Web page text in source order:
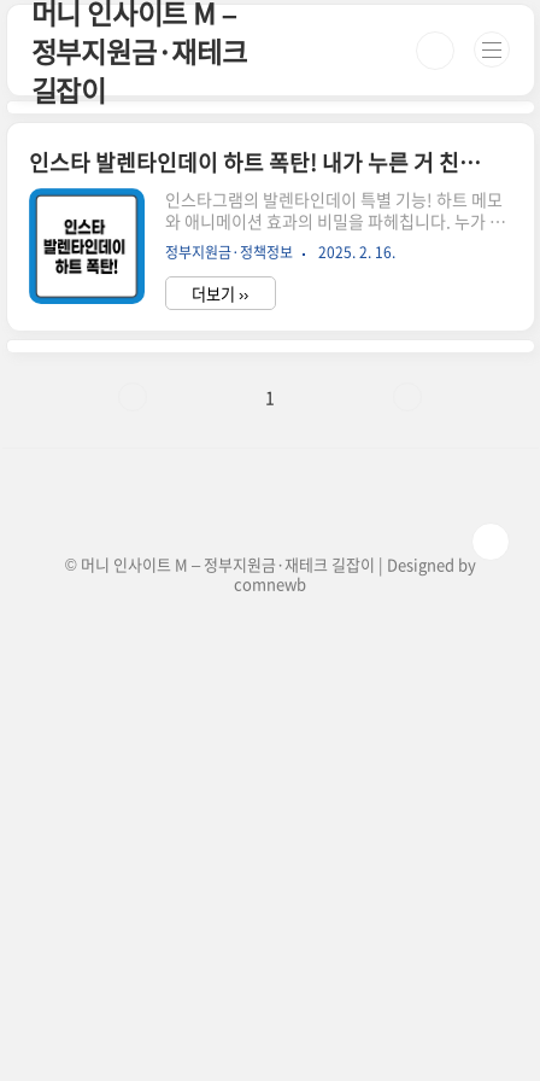
본문 바로가기
머니 인사이트 M –
정부지원금·재테크
길잡이
인스타 발렌타인데이 하트 폭탄! 내가 누른 거 친구도 알까? 숨겨진 기능 완전 정복!
인스타그램의 발렌타인데이 특별 기능! 하트 메모
와 애니메이션 효과의 비밀을 파헤칩니다. 누가 봤
는지 알 수 있을까요? 인스타그램의 숨겨진 재미있
는 기능들을 모두 알아보세요. 1. 발렌타인데이 특
별 기능 소개 인스타그램은 발렌타인데이를 기념해
몇 가지 재미있는 기능을 숨겨두었습니다. 이런 숨
'Vday', 'Happy 특별한 이모티콘 공유: 😍🥰😘❤️
정부지원금·정책정보 2025. 2. 16.
더보기 ››
1
© 머니 인사이트 M – 정부지원금·재테크 길잡이 | Designed by
comnewb